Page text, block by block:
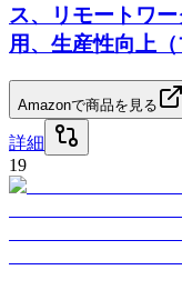
ス、リモートワ
用、生産性向上（
Amazonで商品を見る
詳細
19